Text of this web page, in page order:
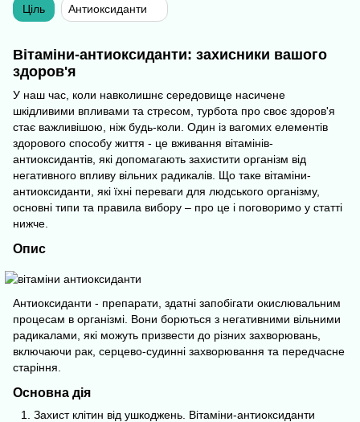
Вітаміни-антиоксиданти: захисники вашого
здоров'я
У наш час, коли навколишнє середовище насичене
шкідливими впливами та стресом, турбота про своє здоров'я
стає важливішою, ніж будь-коли. Один із вагомих елементів
здорового способу життя - це вживання вітамінів-
антиоксидантів, які допомагають захистити організм від
негативного впливу вільних радикалів. Що таке вітаміни-
антиоксиданти, які їхні переваги для людського організму,
основні типи та правила вибору – про це і поговоримо у статті
нижче.
Опис
Антиоксиданти - препарати, здатні запобігати окислювальним
процесам в організмі. Вони борються з негативними вільними
радикалами, які можуть призвести до різних захворювань,
включаючи рак, серцево-судинні захворювання та передчасне
старіння.
Основна дія
Захист клітин від ушкоджень. Вітаміни-антиоксиданти
Ціль Антиоксиданти